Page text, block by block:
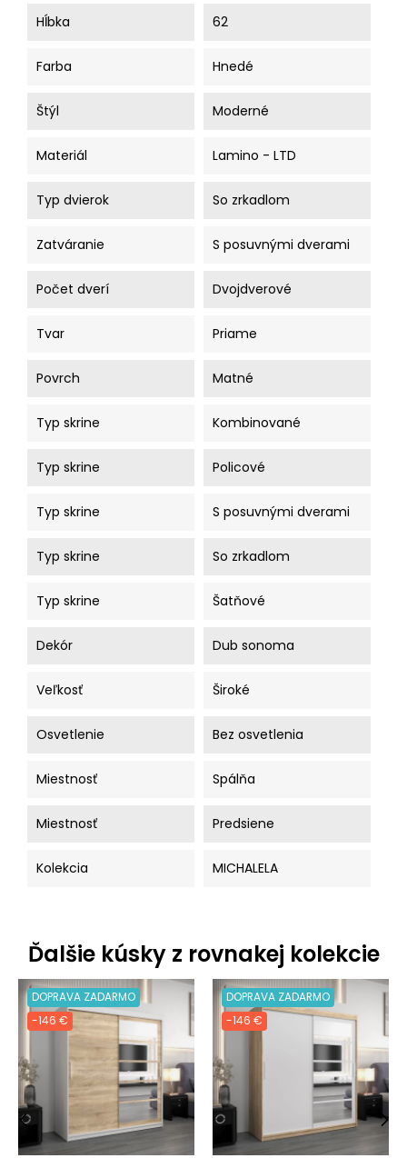
Hĺbka 62
Farba Hnedé
Štýl Moderné
Materiál Lamino - LTD
Typ dvierok So zrkadlom
Zatváranie S posuvnými dverami
Počet dverí Dvojdverové
Tvar Priame
Povrch Matné
Typ skrine Kombinované
Typ skrine Policové
Typ skrine S posuvnými dverami
Typ skrine So zrkadlom
Typ skrine Šatňové
Dekór Dub sonoma
Veľkosť Široké
Osvetlenie Bez osvetlenia
Miestnosť Spálňa
Miestnosť Predsiene
Kolekcia MICHALELA
Ďalšie kúsky z rovnakej kolekcie
DOPRAVA ZADARMO
-146 €
DOPRAVA ZADARMO
-146 €
‹ ›